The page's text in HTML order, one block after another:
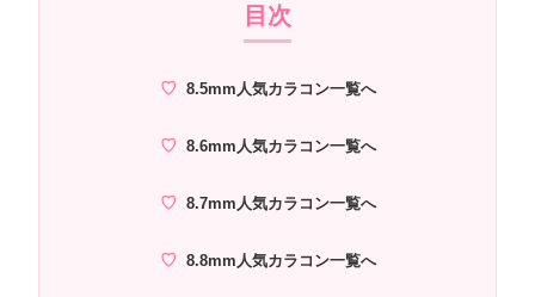
目次
8.5mm人気カラコン一覧へ
8.6mm人気カラコン一覧へ
8.7mm人気カラコン一覧へ
8.8mm人気カラコン一覧へ